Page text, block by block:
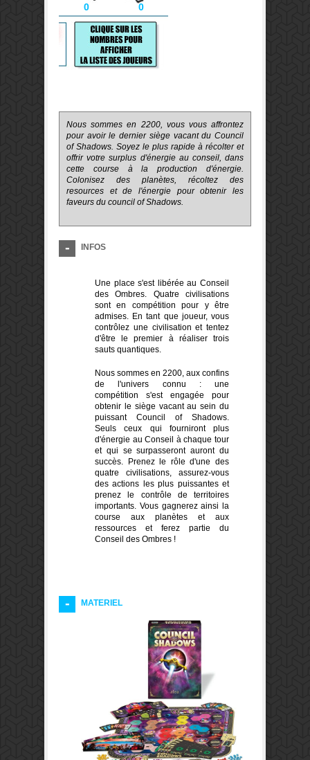
0 0
Nous sommes en 2200, vous vous affrontez
pour avoir le dernier siège vacant du Council
of Shadows. Soyez le plus rapide à récolter et
offrir votre surplus d'énergie au conseil, dans
cette course à la production d'énergie.
Colonisez des planètes, récoltez des
resources et de l'énergie pour obtenir les
faveurs du council of Shadows.
INFOS
Une place s'est libérée au Conseil
des Ombres. Quatre civilisations
sont en compétition pour y être
admises. En tant que joueur, vous
contrôlez une civilisation et tentez
d'être le premier à réaliser trois
sauts quantiques.
Nous sommes en 2200, aux confins
de l'univers connu : une
compétition s'est engagée pour
obtenir le siège vacant au sein du
puissant Council of Shadows.
Seuls ceux qui fourniront plus
d'énergie au Conseil à chaque tour
et qui se surpasseront auront du
succès. Prenez le rôle d'une des
quatre civilisations, assurez-vous
des actions les plus puissantes et
prenez le contrôle de territoires
importants. Vous gagnerez ainsi la
course aux planètes et aux
ressources et ferez partie du
Conseil des Ombres !
MATERIEL